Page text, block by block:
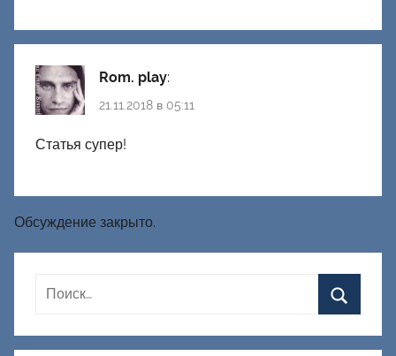
Rom. play:
21.11.2018 в 05:11
Статья супер!
Обсуждение закрыто.